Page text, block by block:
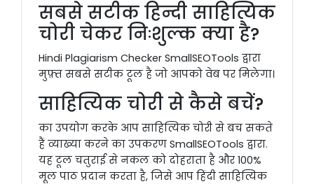
सबसे सटीक हिन्दी साहित्यिक
चोरी चेकर निःशुल्क क्या है?
Hindi Plagiarism Checker SmallSEOTools द्वारा
मुफ़्त सबसे सटीक टूल है जो आपको वेब पर मिलेगा।
साहित्यिक चोरी से कैसे बचें?
का उपयोग करके आप साहित्यिक चोरी से बच सकते
हैं व्याख्या करने का उपकरण SmallSEOTools द्वारा.
यह टूल चतुराई से नकल को दोहराता है और 100%
मूल पाठ प्रदान करता है, जिसे आप हिंदी साहित्यिक